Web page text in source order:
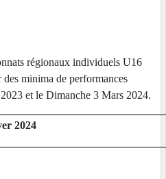
régionaux individuels U16
des minima de performances
et le Dimanche 3 Mars 2024.
2024